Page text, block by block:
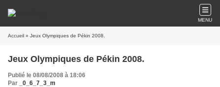
MENU
Accueil » Jeux Olympiques de Pékin 2008.
Jeux Olympiques de Pékin 2008.
Publié le 08/08/2008 à 18:06
Par
_0_6_7_3_m